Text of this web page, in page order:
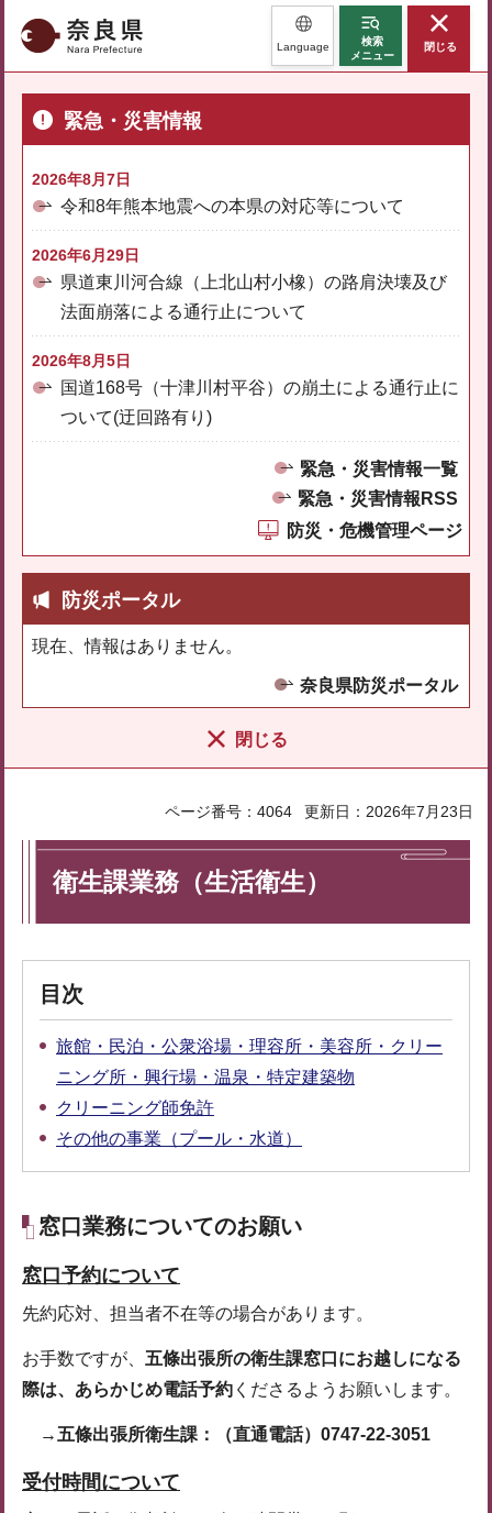
奈良県 Language
検索
メニュー
閉じる
緊急・災害情報
2026年8月7日
令和8年熊本地震への本県の対応等について
2026年6月29日
県道東川河合線（上北山村小橡）の路肩決壊及び
法面崩落による通行止について
2026年8月5日
国道168号（十津川村平谷）の崩土による通行止に
ついて(迂回路有り)
緊急・災害情報一覧
緊急・災害情報RSS
防災・危機管理ページ
防災ポータル
現在、情報はありません。
奈良県防災ポータル
閉じる
ページ番号：4064 更新日：2026年7月23日
衛生課業務（生活衛生）
目次
旅館・民泊・公衆浴場・理容所・美容所・クリー
ニング所・興行場・温泉・特定建築物
クリーニング師免許
その他の事業（プール・水道）
窓口業務についてのお願い
窓口予約について
先約応対、担当者不在等の場合があります。
お手数ですが、 五條出張所の衛生課窓口にお越しになる
際は、あらかじめ電話予約 くださるようお願いします。
→ 五條出張所衛生課：（直通電話）0747-22-3051
受付時間について